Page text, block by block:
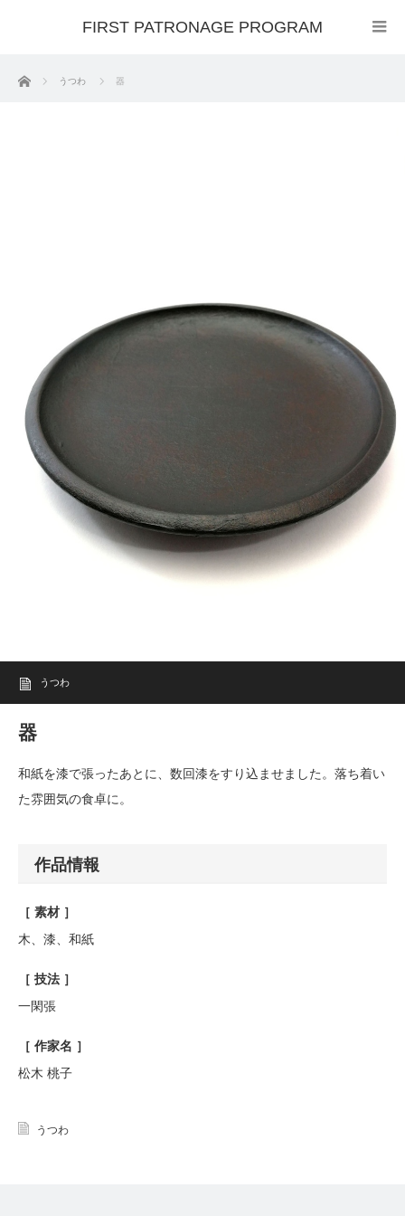
FIRST PATRONAGE PROGRAM
ホーム うつわ 器
うつわ
器
和紙を漆で張ったあとに、数回漆をすり込ませました。落ち着い
た雰囲気の食卓に。
作品情報
［ 素材 ］
木、漆、和紙
［ 技法 ］
一閑張
［ 作家名 ］
松木 桃子
うつわ